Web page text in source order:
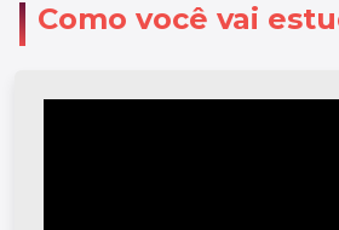
Como você vai